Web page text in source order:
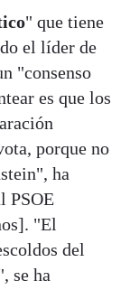
" que tiene
el líder de
"consenso
es que los
porque no
ha
PSOE
"El
del
se ha